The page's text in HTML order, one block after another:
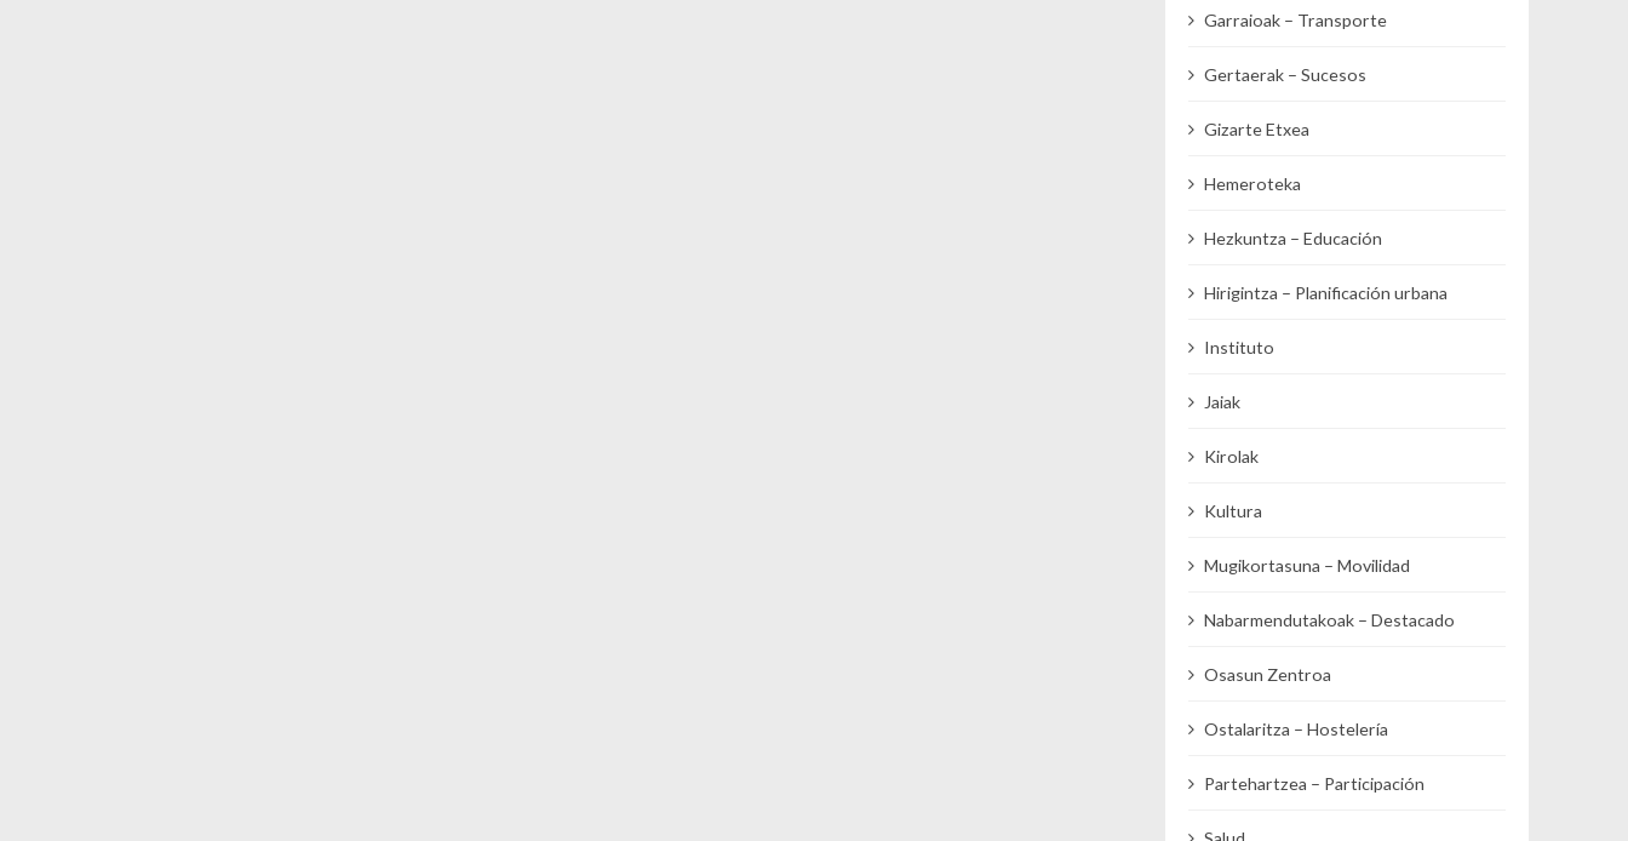
Garraioak – Transporte
Gertaerak – Sucesos
Gizarte Etxea
Hemeroteka
Hezkuntza – Educación
Hirigintza – Planificación urbana
Instituto
Jaiak
Kirolak
Kultura
Mugikortasuna – Movilidad
Nabarmendutakoak – Destacado
Osasun Zentroa
Ostalaritza – Hostelería
Partehartzea – Participación